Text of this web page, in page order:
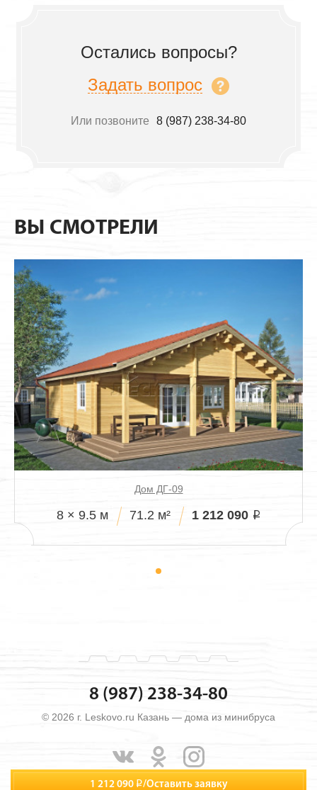
1 212 090 i/Оставить заявку
Остались вопросы?
Задать вопрос
Или позвоните 8 (987) 238-34-80
ВЫ СМОТРЕЛИ
Дом ДГ-09
8 × 9.5 м 71.2 м² 1 212 090 i
8 (987) 238-34-80
© 2026 г. Leskovo.ru Казань — дома из минибруса